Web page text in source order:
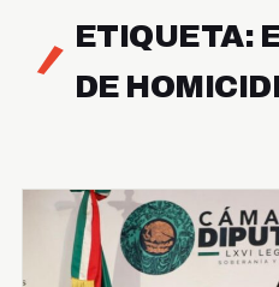
ETIQUETA:
DE